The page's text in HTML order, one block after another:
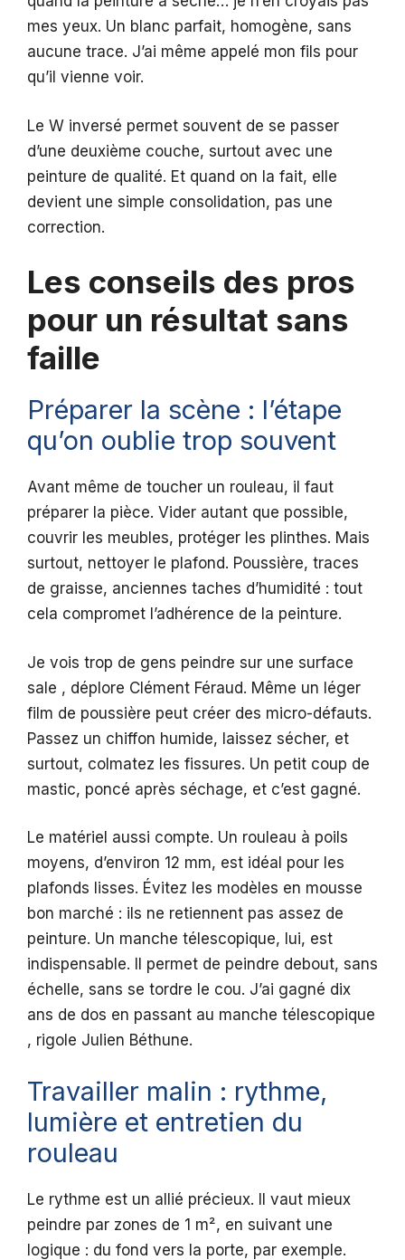
mes yeux. Un blanc parfait, homogène, sans
aucune trace. J’ai même appelé mon fils pour
qu’il vienne voir.
Le W inversé permet souvent de se passer
d’une deuxième couche, surtout avec une
peinture de qualité. Et quand on la fait, elle
devient une simple consolidation, pas une
correction.
Les conseils des pros
pour un résultat sans
faille
Préparer la scène : l’étape
qu’on oublie trop souvent
Avant même de toucher un rouleau, il faut
préparer la pièce. Vider autant que possible,
couvrir les meubles, protéger les plinthes. Mais
surtout, nettoyer le plafond. Poussière, traces
de graisse, anciennes taches d’humidité : tout
cela compromet l’adhérence de la peinture.
Je vois trop de gens peindre sur une surface
sale , déplore Clément Féraud. Même un léger
film de poussière peut créer des micro-défauts.
Passez un chiffon humide, laissez sécher, et
surtout, colmatez les fissures. Un petit coup de
mastic, poncé après séchage, et c’est gagné.
Le matériel aussi compte. Un rouleau à poils
moyens, d’environ 12 mm, est idéal pour les
plafonds lisses. Évitez les modèles en mousse
bon marché : ils ne retiennent pas assez de
peinture. Un manche télescopique, lui, est
indispensable. Il permet de peindre debout, sans
échelle, sans se tordre le cou. J’ai gagné dix
ans de dos en passant au manche télescopique
, rigole Julien Béthune.
Travailler malin : rythme,
lumière et entretien du
rouleau
Le rythme est un allié précieux. Il vaut mieux
peindre par zones de 1 m², en suivant une
logique : du fond vers la porte, par exemple.